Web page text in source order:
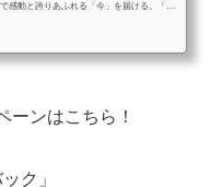
感動と誇りあふれる「今」を届ける。「長
ーンはこちら！
ク」